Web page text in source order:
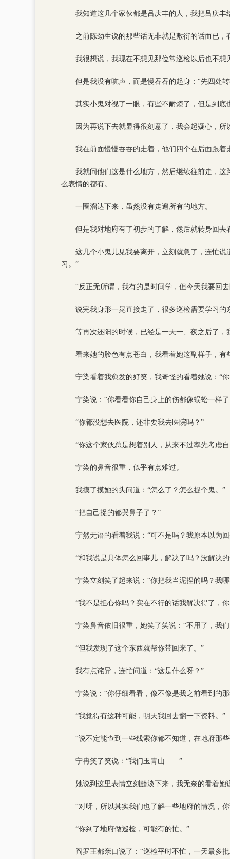
我知道这几个家伙都是吕庆丰的人，我把吕庆
之前陈劲生说的那些话无非就是敷衍的话而已
我很想说，我现在不想见那位常巡检以后也不想
但是我没有吭声，而是慢吞吞的起身：“先四处
其实小鬼对视了一眼，有些不耐烦了，但是到
因为再说下去就显得很刻意了，我会起疑心，所
我在前面慢慢吞吞的走着，他们四个在后面跟着
我就问他们这是什么地方，然后继续往前走，
么表情的都有。
一圈溜达下来，虽然没有走遍所有的地方。
但是我对地府有了初步的了解，然后就转身回
这几个小鬼儿见我要离开，立刻就急了，连忙
习。”
“反正无所谓，我有的是时间学，但今天我要回
说完我身形一晃直接走了，很多巡检需要学习
等再次还阳的时候，已经是一天一、夜之后了
看来她的脸色有点苍白，我看着她这副样子，
宁染看着我愈发的好笑，我奇怪的看着她说：“
宁染说：“你看看你自己身上的伤都像蜈蚣一样了
“你都没想去医院，还非要我去医院吗？”
“你这个家伙总是想着别人，从来不过率先考虑
宁染的鼻音很重，似乎有点难过。
我摸了摸她的头问道：“怎么了？怎么捉个鬼。”
“把自己捉的都哭鼻子了？”
宁然无语的看着我说：“可不是吗？我原本以为
“和我说是具体怎么回事儿，解决了吗？没解决
宁染立刻笑了起来说：“你把我当泥捏的吗？我
“我不是担心你吗？实在不行的话我解决得了，
宁染鼻音依旧很重，她笑了笑说：“不用了，我
“但我发现了这个东西就帮你带回来了。”
我有点诧异，连忙问道：“这是什么呀？”
宁染说：“你仔细看看，像不像是我之前看到的
“我觉得有这种可能，明天我回去翻一下资料。”
“说不定能查到一些线索你都不知道，在地府那
宁冉笑了笑说：“我们玉青山……”
她说到这里表情立刻黯淡下来，我无奈的看着
“对呀，所以其实我们也了解一些地府的情况，
“你到了地府做巡检，可能有的忙。”
阎罗王都亲口说了：“巡检平时不忙，一天最多